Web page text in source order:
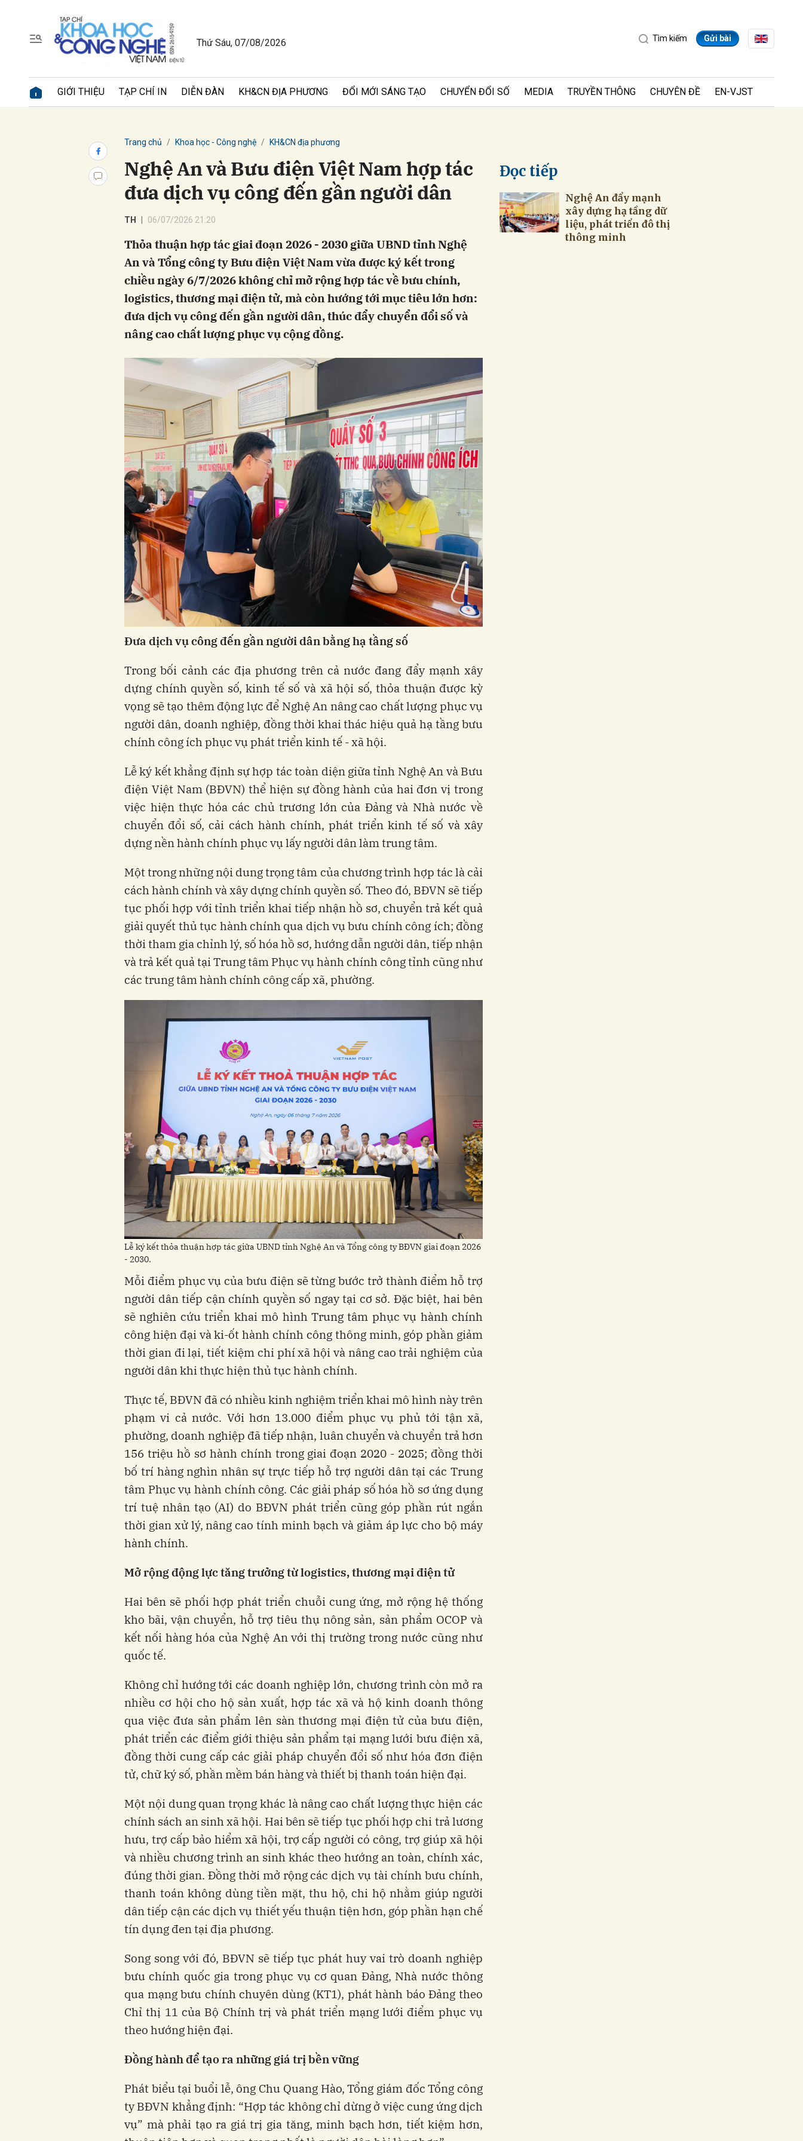
Thứ Sáu, 07/08/2026 Tìm kiếm Gửi bài
GIỚI THIỆU TẠP CHÍ IN DIỄN ĐÀN KH&CN ĐỊA PHƯƠNG ĐỔI MỚI SÁNG TẠO CHUYỂN ĐỔI SỐ MEDIA TRUYỀN THÔNG CHUYÊN ĐỀ EN-VJST
Trang chủ Khoa học - Công nghệ KH&CN địa phương
Nghệ An và Bưu điện Việt Nam hợp tác
đưa dịch vụ công đến gần người dân
TH 06/07/2026 21:20
Thỏa thuận hợp tác giai đoạn 2026 - 2030 giữa UBND tỉnh Nghệ
An và Tổng công ty Bưu điện Việt Nam vừa được ký kết trong
chiều ngày 6/7/2026 không chỉ mở rộng hợp tác về bưu chính,
logistics, thương mại điện tử, mà còn hướng tới mục tiêu lớn hơn:
đưa dịch vụ công đến gần người dân, thúc đẩy chuyển đổi số và
nâng cao chất lượng phục vụ cộng đồng.
Đưa dịchvụcôngđến gầnngườidânbằnghạ tầngsố
Trong bối cảnh các địa phương trên cả nước đang đẩy mạnh xây
dựng chính quyền số, kinh tế số và xã hội số, thỏa thuận được kỳ
vọng sẽ tạo thêm động lực để Nghệ An nâng cao chất lượng phục vụ
người dân, doanh nghiệp, đồng thời khai thác hiệu quả hạ tầng bưu
chính công ích phục vụ phát triển kinh tế - xã hội.
Lễ ký kết khẳng định sự hợp tác toàn diện giữa tỉnh Nghệ An và Bưu
điện Việt Nam (BĐVN) thể hiện sự đồng hành của hai đơn vị trong
việc hiện thực hóa các chủ trương lớn của Đảng và Nhà nước về
chuyển đổi số, cải cách hành chính, phát triển kinh tế số và xây
dựng nền hành chính phục vụ lấy người dân làm trung tâm.
Một trong những nội dung trọng tâm của chương trình hợp tác là cải
cách hành chính và xây dựng chính quyền số. Theo đó, BĐVN sẽ tiếp
tục phối hợp với tỉnh triển khai tiếp nhận hồ sơ, chuyển trả kết quả
giải quyết thủ tục hành chính qua dịch vụ bưu chính công ích; đồng
thời tham gia chỉnh lý, số hóa hồ sơ, hướng dẫn người dân, tiếp nhận
và trả kết quả tại Trung tâm Phục vụ hành chính công tỉnh cũng như
các trung tâm hành chính công cấp xã, phường.
Lễ ký kết thỏa thuận hợp tác giữa UBND tỉnh Nghệ An và Tổng công ty BĐVN giai đoạn 2026
- 2030.
Mỗi điểm phục vụ của bưu điện sẽ từng bước trở thành điểm hỗ trợ
người dân tiếp cận chính quyền số ngay tại cơ sở. Đặc biệt, hai bên
sẽ nghiên cứu triển khai mô hình Trung tâm phục vụ hành chính
công hiện đại và ki-ốt hành chính công thông minh, góp phần giảm
thời gian đi lại, tiết kiệm chi phí xã hội và nâng cao trải nghiệm của
người dân khi thực hiện thủ tục hành chính.
Thực tế, BĐVN đã có nhiều kinh nghiệm triển khai mô hình này trên
phạm vi cả nước. Với hơn 13.000 điểm phục vụ phủ tới tận xã,
phường, doanh nghiệp đã tiếp nhận, luân chuyển và chuyển trả hơn
156 triệu hồ sơ hành chính trong giai đoạn 2020 - 2025; đồng thời
bố trí hàng nghìn nhân sự trực tiếp hỗ trợ người dân tại các Trung
tâm Phục vụ hành chính công. Các giải pháp số hóa hồ sơ ứng dụng
trí tuệ nhân tạo (AI) do BĐVN phát triển cũng góp phần rút ngắn
thời gian xử lý, nâng cao tính minh bạch và giảm áp lực cho bộ máy
hành chính.
Mởrộngđộnglựctăngtrưởngtừlogistics,thươngmạiđiệntử
Hai bên sẽ phối hợp phát triển chuỗi cung ứng, mở rộng hệ thống
kho bãi, vận chuyển, hỗ trợ tiêu thụ nông sản, sản phẩm OCOP và
kết nối hàng hóa của Nghệ An với thị trường trong nước cũng như
quốc tế.
Không chỉ hướng tới các doanh nghiệp lớn, chương trình còn mở ra
nhiều cơ hội cho hộ sản xuất, hợp tác xã và hộ kinh doanh thông
qua việc đưa sản phẩm lên sàn thương mại điện tử của bưu điện,
phát triển các điểm giới thiệu sản phẩm tại mạng lưới bưu điện xã,
đồng thời cung cấp các giải pháp chuyển đổi số như hóa đơn điện
tử, chữ ký số, phần mềm bán hàng và thiết bị thanh toán hiện đại.
Một nội dung quan trọng khác là nâng cao chất lượng thực hiện các
chính sách an sinh xã hội. Hai bên sẽ tiếp tục phối hợp chi trả lương
hưu, trợ cấp bảo hiểm xã hội, trợ cấp người có công, trợ giúp xã hội
và nhiều chương trình an sinh khác theo hướng an toàn, chính xác,
đúng thời gian. Đồng thời mở rộng các dịch vụ tài chính bưu chính,
thanh toán không dùng tiền mặt, thu hộ, chi hộ nhằm giúp người
dân tiếp cận các dịch vụ thiết yếu thuận tiện hơn, góp phần hạn chế
tín dụng đen tại địa phương.
Song song với đó, BĐVN sẽ tiếp tục phát huy vai trò doanh nghiệp
bưu chính quốc gia trong phục vụ cơ quan Đảng, Nhà nước thông
qua mạng bưu chính chuyên dùng (KT1), phát hành báo Đảng theo
Chỉ thị 11 của Bộ Chính trị và phát triển mạng lưới điểm phục vụ
theo hướng hiện đại.
Đồnghànhđể tạora những giá trịbềnvững
Phát biểu tại buổi lễ, ông Chu Quang Hào, Tổng giám đốc Tổng công
ty BĐVN khẳng định: “Hợp tác không chỉ dừng ở việc cung ứng dịch
vụ” mà phải tạo ra giá trị gia tăng, minh bạch hơn, tiết kiệm hơn,
Đọc tiếp
Nghệ An đẩy mạnh
xây dựng hạ tầng dữ
liệu, phát triển đô thị
thông minh
Gửi